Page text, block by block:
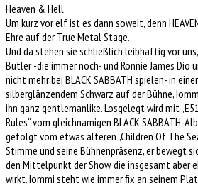
Heaven & Hell
Um kurz vor elf ist es dann soweit, denn
Ehre auf der True Metal Stage.
Und da stehen sie schließlich leibhaftig vor
Butler -die immer noch- und Ronnie James Dio
nicht mehr bei BLACK SABBATH spielen- in
silberglänzendem Schwarz auf der Bühne,
ihn ganz gentlemanlike. Losgelegt wird mit
Rules“ vom gleichnamigen BLACK SABBATH-
gefolgt vom etwas älteren „Children Of The
Stimme und seine Bühnenpräsenz, er bewegt
den Mittelpunkt der Show, die insgesamt aber
wirkt. Iommi steht wie immer fix an seinem